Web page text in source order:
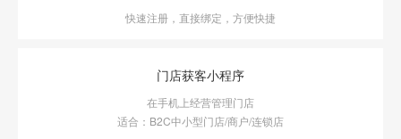
快速注册，直接绑定，方便快捷
门店获客小程序
在手机上经营管理门店
适合：B2C中小型门店/商户/连锁店